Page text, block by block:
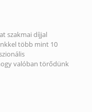
szakmai díjjal
több mint 10
valóban törődünk